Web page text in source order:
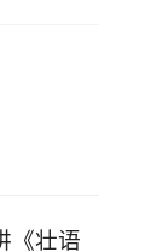
《壮语